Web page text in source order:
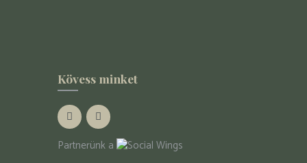
Kövess minket
Partnerünk a